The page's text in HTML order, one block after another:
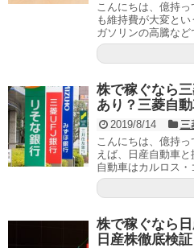
こんにちは、億持
も維持費が大変と
ガソリンの高騰な
株で稼ぐなら
あり？三菱自
2019/8/14 三
こんにちは、億持
えば、日産自動車
自動車はカルロス
株で稼ぐなら
日産株徹底検証